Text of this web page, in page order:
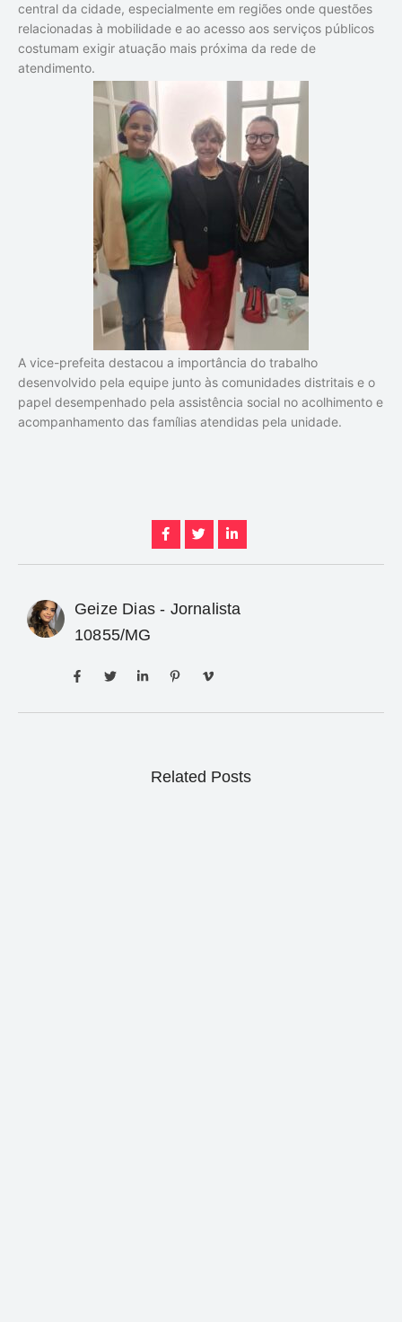
central da cidade, especialmente em regiões onde questões
relacionadas à mobilidade e ao acesso aos serviços públicos
costumam exigir atuação mais próxima da rede de
atendimento.
A vice-prefeita destacou a importância do trabalho
desenvolvido pela equipe junto às comunidades distritais e o
papel desempenhado pela assistência social no acolhimento e
acompanhamento das famílias atendidas pela unidade.
Geize Dias - Jornalista
10855/MG
Related Posts